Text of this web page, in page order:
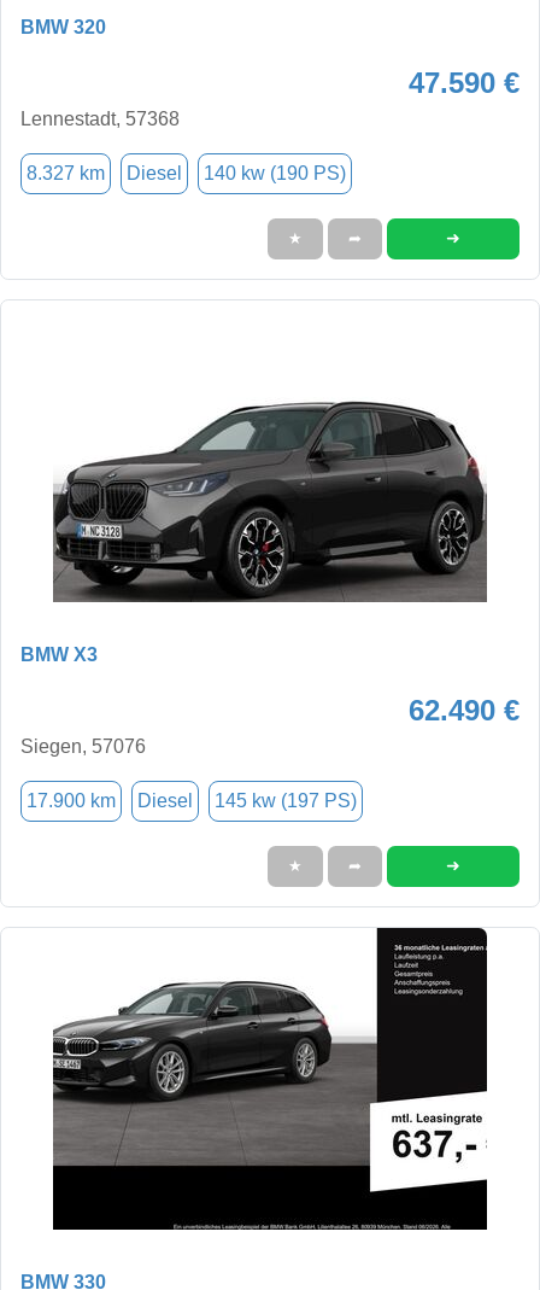
BMW 320
47.590 €
Lennestadt, 57368
8.327 km Diesel 140 kw (190 PS)
★ ➦ ➜
BMW X3
62.490 €
Siegen, 57076
17.900 km Diesel 145 kw (197 PS)
★ ➦ ➜
BMW 330